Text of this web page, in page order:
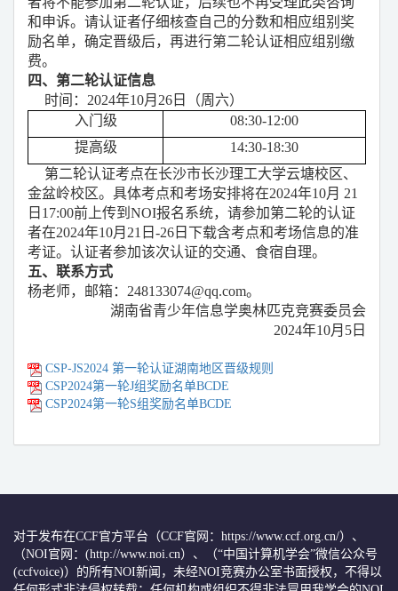
和申诉。请认证者仔细核查自己的分数和相应组别奖
励名单，确定晋级后，再进行第二轮认证相应组别缴
费。
四、第二轮认证信息
时间： 2024年10月26 日（周六）
入门级
08:30-12:00
提高级
14:30-18:30
第二轮认证考点在长沙市长沙理工大学云塘校区、
金盆岭校区。具体考点和考场安排将在2024年10月 21
日 17:00前上传到NOI报名系统，请参加第二轮的认证
者在2024年10月 21 日 -26 日下载含考点和考场信息的准
考证。认证者参加该次认证的交通、食宿自理。
五、联系方式
杨老师，邮箱： 248133074@qq.com。
湖南省青少年信息学奥林匹克竞赛委员会
2024年10月 5 日
CSP-JS2024 第一轮认证湖南地区晋级规则
CSP2024第一轮J组奖励名单BCDE
CSP2024第一轮S组奖励名单BCDE
对于发布在CCF官方平台（CCF官网：https://www.ccf.org.cn/）、
（NOI官网：(http://www.noi.cn）、（“中国计算机学会”微信公众号
(ccfvoice)）的所有NOI新闻，未经NOI竞赛办公室书面授权，不得以